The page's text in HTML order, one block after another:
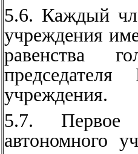
5.6. Каждый
учреждения
равенства
председателя
учреждения.
5.7. Первое
автономного